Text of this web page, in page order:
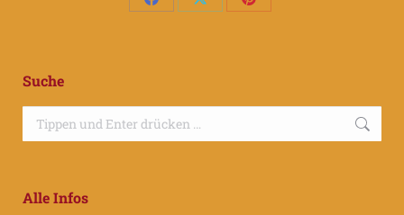
Auf
Auf
Auf
Suche
Suchen:
Alle Infos